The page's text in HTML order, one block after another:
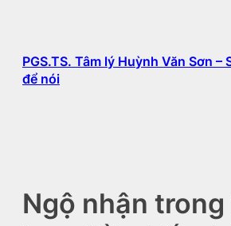
nội
dung
PGS.TS. Tâm lý Huỳnh Văn Sơn –
để nói
Ngộ nhận